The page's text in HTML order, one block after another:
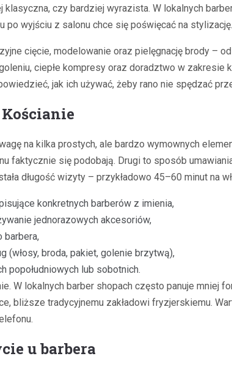
klasyczna, czy bardziej wyrazista. W lokalnych
po wyjściu z salonu chce się poświęcać na stylizację.
cięcie, modelowanie oraz pielęgnację brody –
ciepłe kompresy oraz doradztwo w
jak ich używać, żeby rano nie spędzać
na kilka prostych, ale bardzo wymownych
faktycznie się podobają. Drugi to sposób
długość wizyty – przykładowo 45–60 minut na
konkretnych barberów z imienia,
jednorazowych akcesoriów,
barbera,
(włosy, broda, pakiet, golenie brzytwą),
popołudniowych lub sobotnich.
W lokalnych barber shopach często panuje mniej
bliższe tradycyjnemu zakładowi fryzjerskiemu.
u barbera